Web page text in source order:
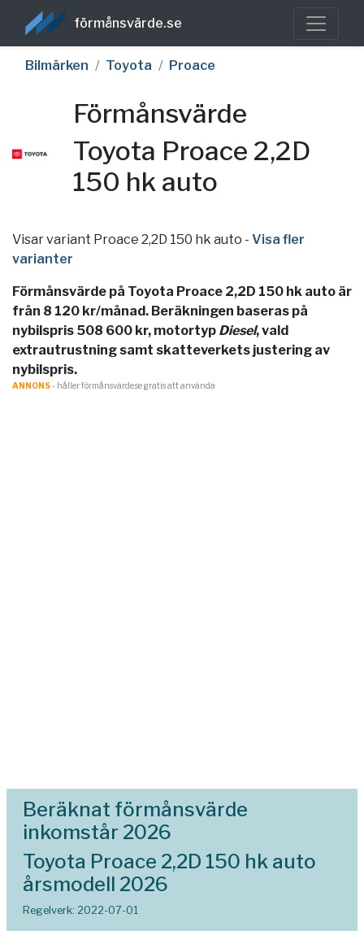
förmånsvärde.se
Bilmärken Toyota Proace
Förmånsvärde
Toyota Proace 2,2D
150 hk auto
Visar variant Proace 2,2D 150 hk auto - Visa fler
varianter
Förmånsvärde på Toyota Proace 2,2D 150 hk auto är
från 8 120 kr/månad. Beräkningen baseras på
nybilspris 508 600 kr, motortyp Diesel, vald
extrautrustning samt skatteverkets justering av
nybilspris.
ANNONS- håller förmånsvärde.se gratis att använda
Beräknat förmånsvärde
inkomstår 2026
Toyota Proace 2,2D 150 hk auto
årsmodell 2026
Regelverk: 2022-07-01